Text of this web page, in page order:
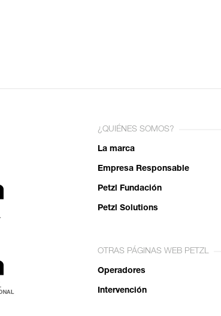
¿QUIÉNES SOMOS?
La marca
Empresa Responsable
Petzl Fundación
Petzl Solutions
OTRAS PÁGINAS WEB PETZL
Operadores
Intervención